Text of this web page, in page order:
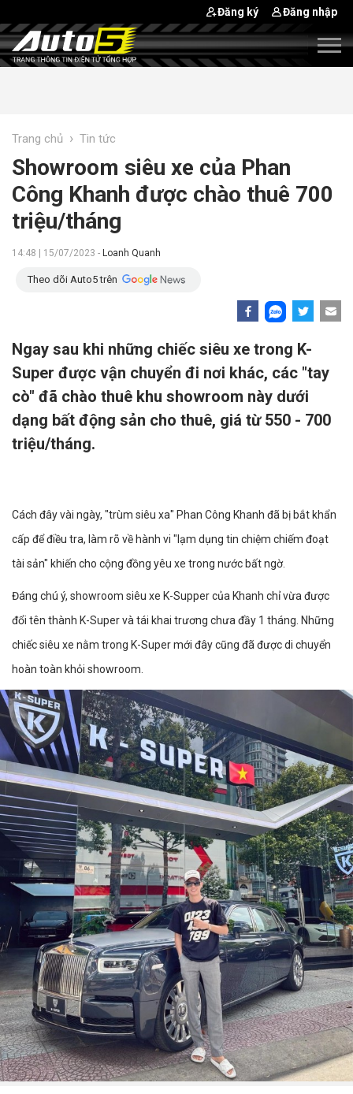
Đăng ký Đăng nhập
Trang chủ › Tin tức
Showroom siêu xe của Phan
Công Khanh được chào thuê 700
triệu/tháng
14:48 | 15/07/2023 - Loanh Quanh
Theo dõi Auto5 trên
Ngay sau khi những chiếc siêu xe trong K-
Super được vận chuyển đi nơi khác, các "tay
cò" đã chào thuê khu showroom này dưới
dạng bất động sản cho thuê, giá từ 550 - 700
triệu/tháng.
Cách đây vài ngày, "trùm siêu xa" Phan Công Khanh đã bị bắt khẩn
cấp để điều tra, làm rõ về hành vi "lạm dụng tin chiệm chiếm đoạt
tài sản" khiến cho cộng đồng yêu xe trong nước bất ngờ.
Đáng chú ý, showroom siêu xe K-Supper của Khanh chỉ vừa được
đổi tên thành K-Super và tái khai trương chưa đầy 1 tháng. Những
chiếc siêu xe nằm trong K-Super mới đây cũng đã được di chuyển
hoàn toàn khỏi showroom.